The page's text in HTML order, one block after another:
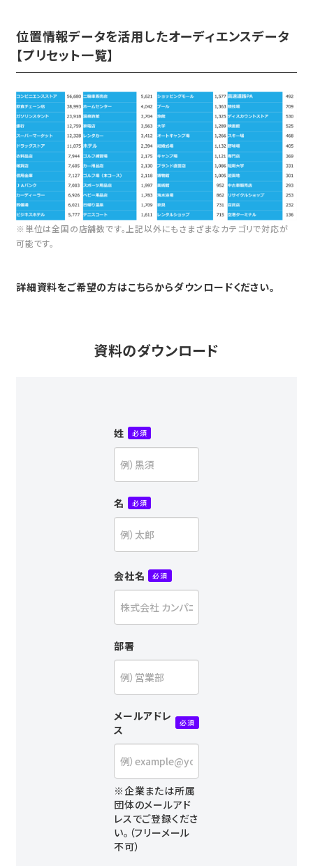
位置情報データを活用したオーディエンスデータ
【プリセット一覧】
※単位は全国の店舗数です。上記以外にもさまざまなカテゴリで対応が
可能です。
詳細資料をご希望の方はこちらからダウンロードください。
資料のダウンロード